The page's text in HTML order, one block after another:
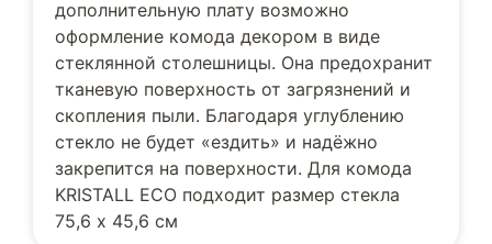
дополнительную плату возможно
оформление комода декором в виде
стеклянной столешницы. Она предохранит
тканевую поверхность от загрязнений и
скопления пыли. Благодаря углублению
стекло не будет «ездить» и надёжно
закрепится на поверхности. Для комода
KRISTALL ECO подходит размер стекла
75,6 х 45,6 см